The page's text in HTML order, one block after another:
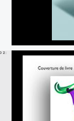
2 :